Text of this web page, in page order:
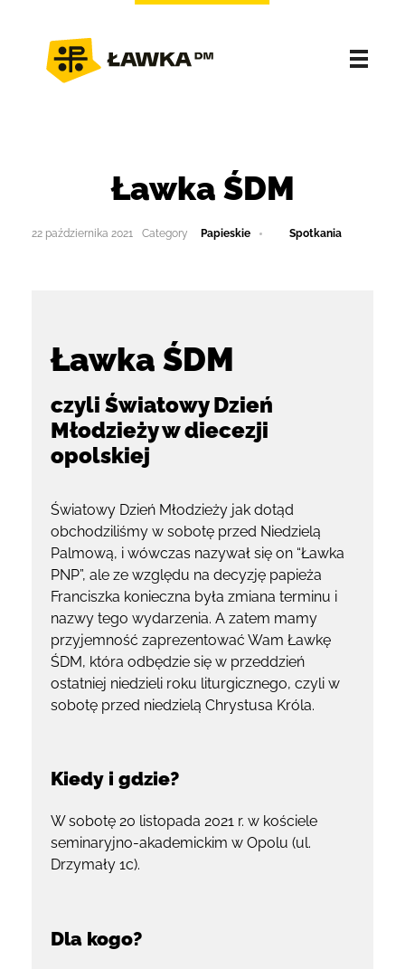
Ławka ŚDM
22 października 2021 Papieskie Spotkania
Ławka ŚDM
czyli Światowy Dzień
Młodzieży w diecezji
opolskiej
Światowy Dzień Młodzieży jak dotąd
obchodziliśmy w sobotę przed Niedzielą
Palmową, i wówczas nazywał się on “Ławka
PNP”, ale ze względu na decyzję papieża
Franciszka konieczna była zmiana terminu i
nazwy tego wydarzenia. A zatem mamy
przyjemność zaprezentować Wam Ławkę
ŚDM, która odbędzie się w przeddzień
ostatniej niedzieli roku liturgicznego, czyli w
sobotę przed niedzielą Chrystusa Króla.
Kiedy i gdzie?
W sobotę 20 listopada 2021 r. w kościele
seminaryjno-akademickim w Opolu (ul.
Drzymały 1c).
Dla kogo?